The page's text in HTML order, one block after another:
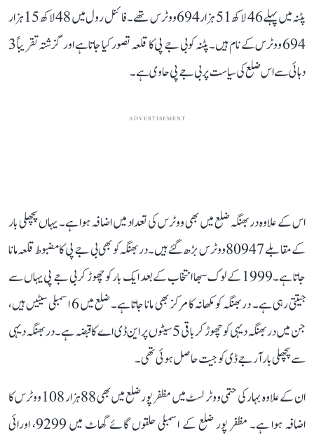
پٹنہ میں پہلے 46 لاکھ 51 ہزار 694 ووٹرس تھے۔ فائنل رول میں 48 لاکھ 15 ہزار
694 ووٹرس کے نام ہیں۔ پٹنہ کو بی جے پی کا قلعہ تصور کیا جاتا ہے اور گزشتہ تقریباً 3
دہائی سے اس ضلع کی سیاست پر بی جے پی حاوی ہے۔
ADVERTISEMENT
اس کے علاوہ دربھنگہ ضلع میں بھی ووٹرس کی تعداد میں اضافہ ہوا ہے۔ یہاں پچھلی بار
کے مقابلے 80947 ووٹرس بڑھ گئے ہیں۔ دربھنگہ کو بھی بی جے پی کا مضبوط قلعہ مانا
جاتا ہے۔ 1999 کے لوک سبھا انتخاب کے بعد ایک بار کو چھوڑ کر بی جے پی یہاں سے
جیتتی رہی ہے۔ دربھنگہ کو مکھانہ کا مرکز بھی مانا جاتا ہے۔ ضلع میں 6 اسمبلی سیٹیں ہیں،
جن میں دربھنگہ دیہی کو چھوڑ کر باقی 5 سیٹوں پر این ڈی اے کا قبضہ ہے۔ دربھنگہ دیہی
سے پچھلی بار آر جے ڈی کو جیت حاصل ہوئی تھی۔
ان کے علاوہ بہار کی حتمی ووٹر لسٹ میں مظفر پور ضلع میں بھی 88 ہزار 108 ووٹرس کا
اضافہ ہوا ہے۔ مظفر پور ضلع کے اسمبلی حلقوں گائے گھاٹ میں 9299، اورائی